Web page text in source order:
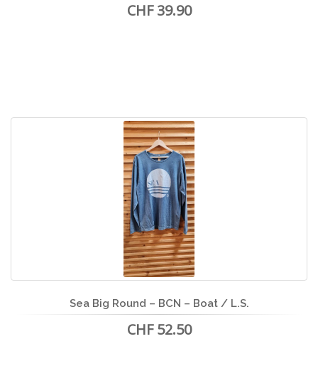
CHF 39.90
Sea Big Round – BCN – Boat / L.S.
CHF 52.50